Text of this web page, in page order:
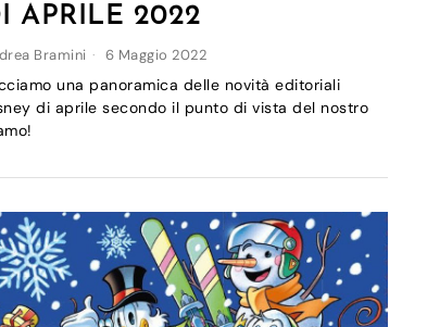
APRILE 2022
Bramini 6 Maggio 2022
una panoramica delle novità editoriali
di aprile secondo il punto di vista del nostro